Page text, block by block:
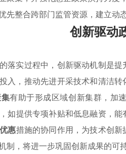
先整合跨部门监管资源，建立动
创新驱动
落实过程中，创新驱动机制是
入，推动先进开采技术和清洁
有助于形成区域创新集群，加
，如提供专项补贴和低息融资，
惠措施的协同作用，为技术创
制，将进一步巩固创新成果的可